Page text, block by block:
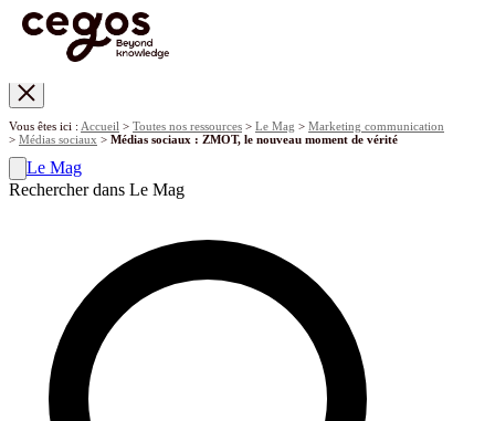
Vous êtes ici : Accueil > Toutes nos ressources > Le Mag > Marketing communication
> Médias sociaux > Médias sociaux : ZMOT, le nouveau moment de vérité
Le Mag
Rechercher dans Le Mag